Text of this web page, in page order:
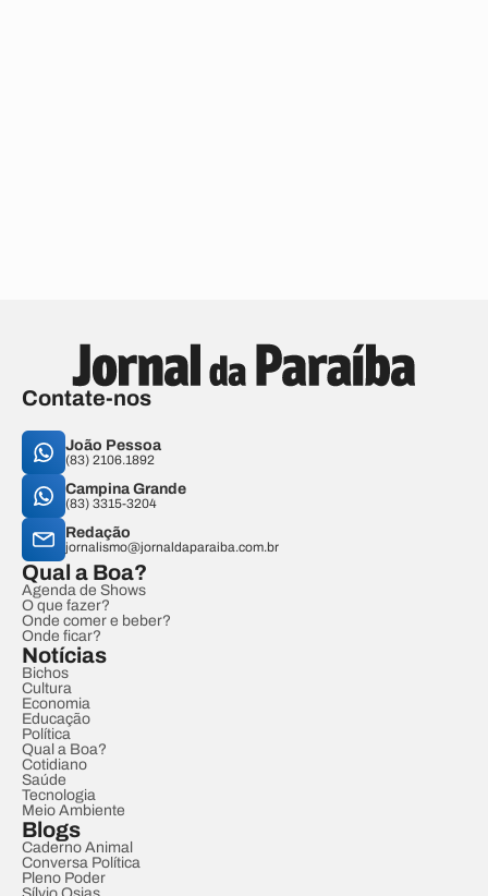
Contate-nos
João Pessoa
(83) 2106.1892
Campina Grande
(83) 3315-3204
Redação
jornalismo@jornaldaparaiba.com.br
Qual a Boa?
Agenda de Shows
O que fazer?
Onde comer e beber?
Onde ficar?
Notícias
Bichos
Cultura
Economia
Educação
Política
Qual a Boa?
Cotidiano
Saúde
Tecnologia
Meio Ambiente
Blogs
Caderno Animal
Conversa Política
Pleno Poder